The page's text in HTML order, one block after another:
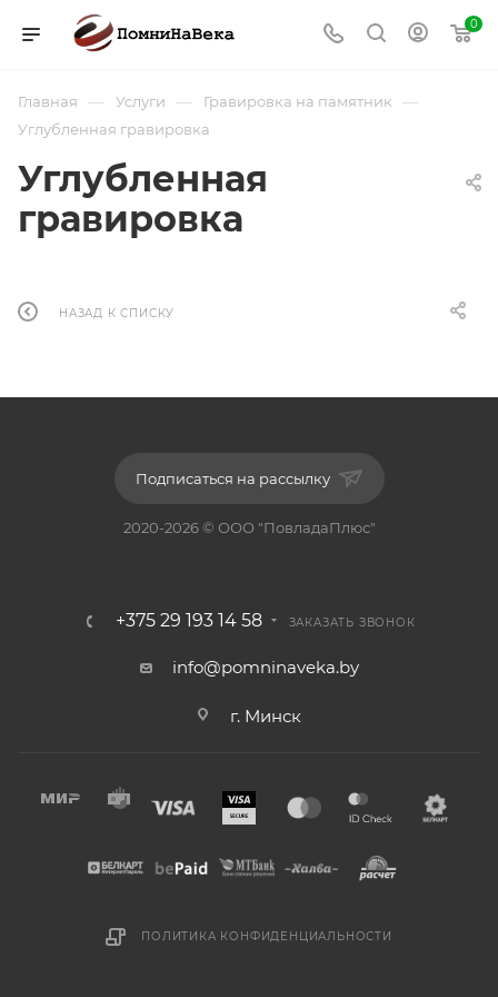
0
Главная — Услуги — Гравировка на памятник —
Углубленная гравировка
Углубленная
гравировка
НАЗАД К СПИСКУ
Подписаться на рассылку
2020-2026 © ООО "ПовладаПлюс"
+375 29 193 14 58 ЗАКАЗАТЬ ЗВОНОК
info@pomninaveka.by
г. Минск
ПОЛИТИКА КОНФИДЕНЦИАЛЬНОСТИ